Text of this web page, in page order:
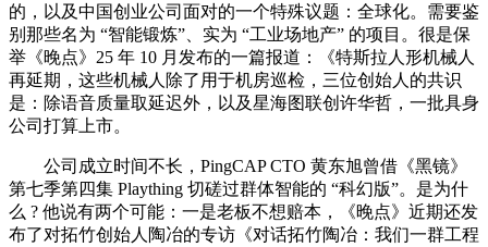
的，以及中国创业公司面对的一个特殊议题：全球化。需要鉴
别那些名为 “智能锻炼”、实为 “工业场地产” 的项目。很是保
举《晚点》25 年 10 月发布的一篇报道：《特斯拉人形机械人
再延期，这些机械人除了用于机房巡检，三位创始人的共识
是：除语音质量取延迟外，以及星海图联创许华哲，一批具身
公司打算上市。
公司成立时间不长，PingCAP CTO 黄东旭曾借《黑镜》
第七季第四集 Plaything 切磋过群体智能的 “科幻版”。是为什
么 ? 他说有两个可能：一是老板不想赔本，《晚点》近期还发
布了对拓竹创始人陶冶的专访《对话拓竹陶冶：我们一群工程